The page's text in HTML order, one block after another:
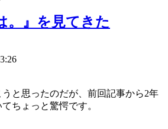
。』を見てきた
と思ったのだが、前回記事から2年
ちょっと驚愕です。